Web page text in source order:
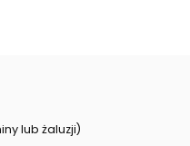
lub żaluzji)